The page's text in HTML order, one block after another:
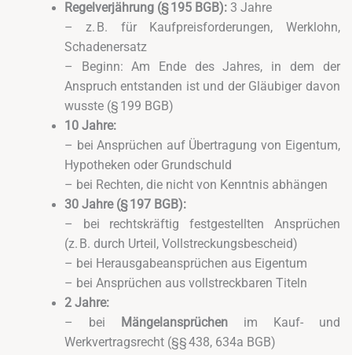
Regelverjährung (§ 195 BGB): 3 Jahre
– z. B. für Kaufpreisforderungen, Werklohn,
Schadenersatz
– Beginn: Am Ende des Jahres, in dem der
Anspruch entstanden ist und der Gläubiger davon
wusste (§ 199 BGB)
10 Jahre:
– bei Ansprüchen auf Übertragung von Eigentum,
Hypotheken oder Grundschuld
– bei Rechten, die nicht von Kenntnis abhängen
30 Jahre (§ 197 BGB):
– bei rechtskräftig festgestellten Ansprüchen
(z. B. durch Urteil, Vollstreckungsbescheid)
– bei Herausgabeansprüchen aus Eigentum
– bei Ansprüchen aus vollstreckbaren Titeln
2 Jahre:
– bei
Mängelansprüchenim Kauf- und
Werkvertragsrecht (§§ 438, 634a BGB)